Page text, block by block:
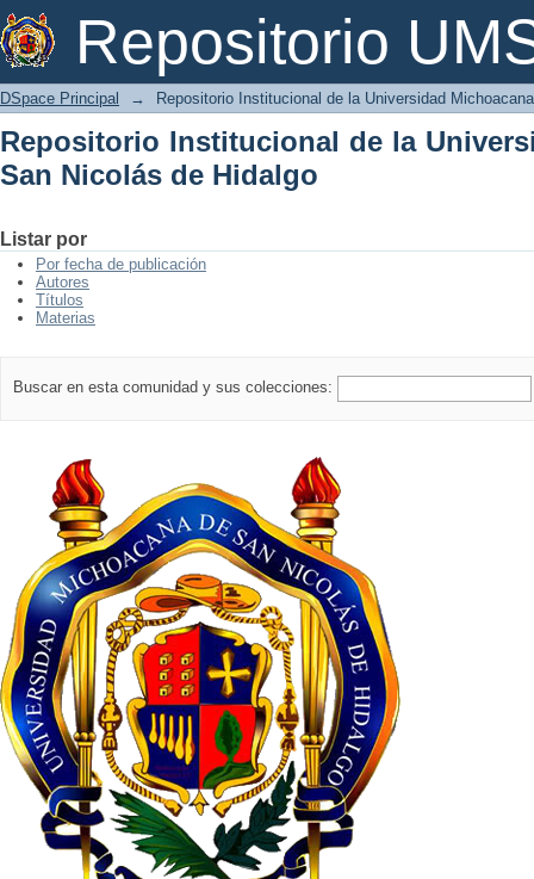
Repositorio
Repositorio Institucional de la
DSpace Principal → Repositorio Institucional de la Universidad
Repositorio Institucional de la
San Nicolás de Hidalgo
Listar por
Por fecha de publicación
Autores
Títulos
Materias
Buscar en esta comunidad y sus colecciones: